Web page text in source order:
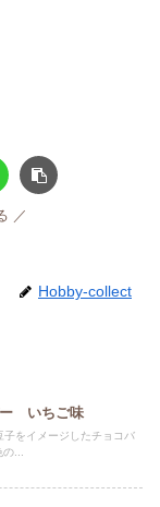
Hobby-collect
いちご味
をイメージしたチョコバ
...